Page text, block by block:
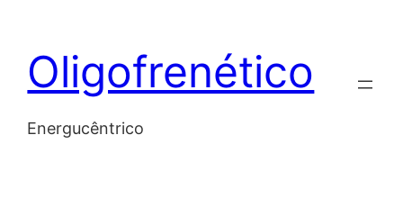
content
Oligofrenético
Energucêntrico